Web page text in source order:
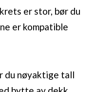
er stor, bør du
er kompatible
du nøyaktige tall